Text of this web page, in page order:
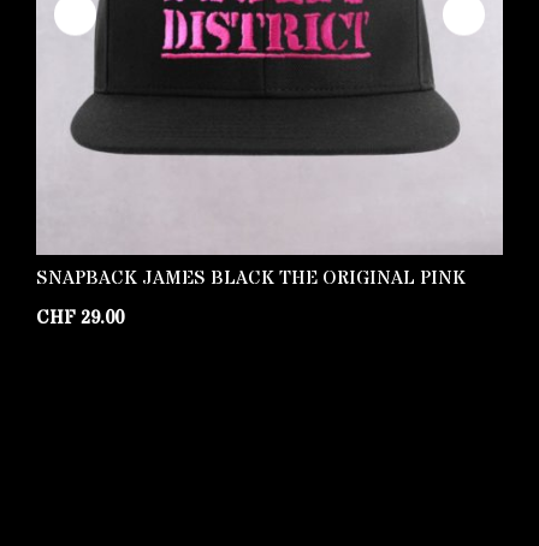
SNAPBACK JAMES BLACK THE ORIGINAL PINK
CHF29.00